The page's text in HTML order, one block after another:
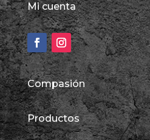
Mi cuenta
Compasión
Productos